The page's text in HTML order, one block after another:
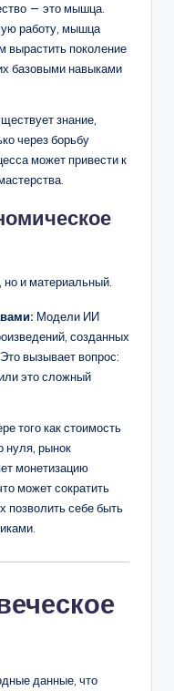
— это мышца.
работу, мышца
вырастить поколение
базовыми навыками
знание,
через борьбу
может привести к
и материальный.
Модели ИИ
созданных
вызывает вопрос:
это сложный
того как стоимость
нуля, рынок
монетизацию
может сократить
позволить себе быть
данные, что